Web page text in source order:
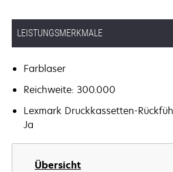
LEISTUNGSMERKMALE
Farblaser
Reichweite: 300.000
Lexmark Druckkassetten-
Ja
Übersicht